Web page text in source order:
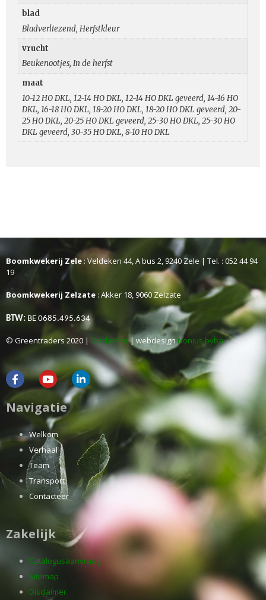
blad
Bladverliezend, Herfstkleur
vrucht
Beukenootjes, In de herfst
maat
10-12 HO DKL, 12-14 HO DKL, 12-14 HO DKL geveerd, 14-16 HO
DKL, 16-18 HO DKL, 18-20 HO DKL, 18-20 HO DKL geveerd, 20-
25 HO DKL, 20-25 HO DKL geveerd, 25-30 HO DKL, 25-30 HO
DKL geveerd, 30-35 HO DKL, 8-10 HO DKL
Boomkwekerij Zele: Veldeken 44, A bus 2, 9240 Zele | Tel. : 052 44 94
19
Boomkwekerij Zelzate : Akker 18, 9060 Zelzate
BTW: BE 0685.495.634
© Greentraders 2020 | Disclaimer| webdesignNonius bvba
Navigatie
Welkom
Verhaal
Team
Transport
Contacteer
Zakelijk
Catalogusaanvraag
Sitemap
Disclaimer